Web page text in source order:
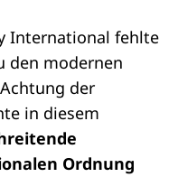
International fehlte
den modernen
der
in diesem
Ordnung